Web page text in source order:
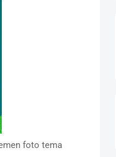
foto tema